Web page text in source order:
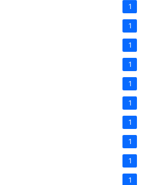
1
1
1
1
1
1
1
1
1
1